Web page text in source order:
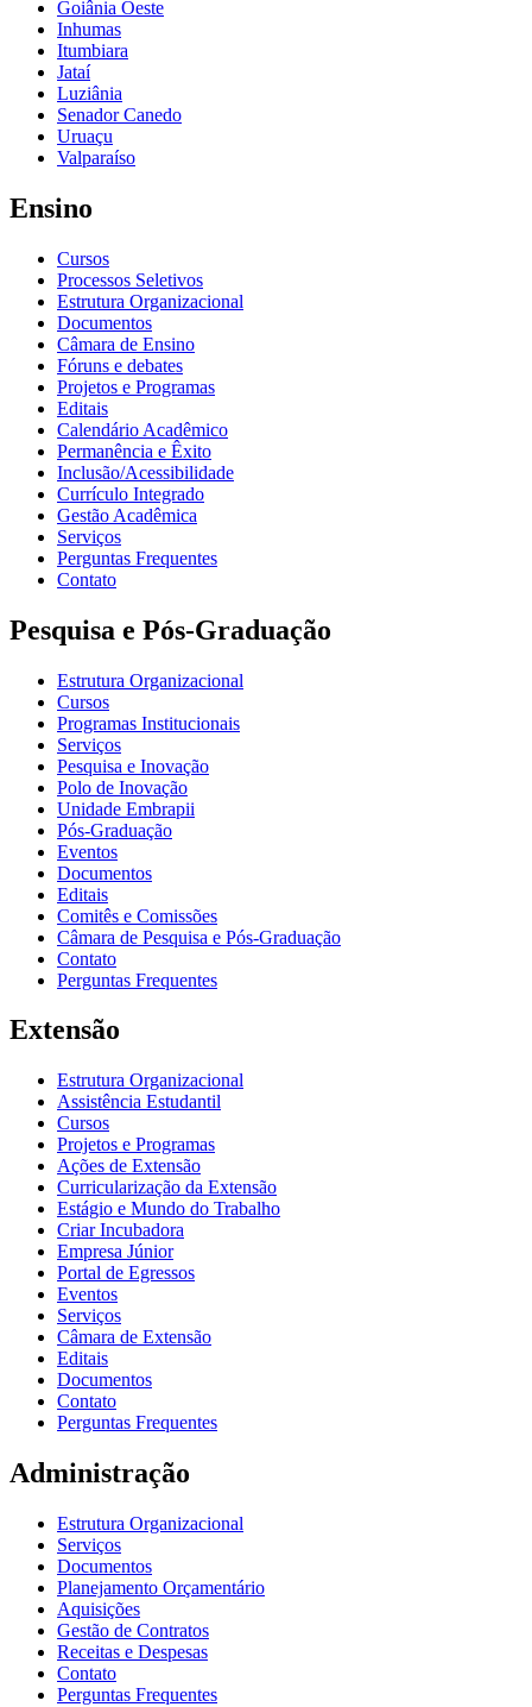
Goiânia Oeste
Inhumas
Itumbiara
Jataí
Luziânia
Senador Canedo
Uruaçu
Valparaíso
Ensino
Cursos
Processos Seletivos
Estrutura Organizacional
Documentos
Câmara de Ensino
Fóruns e debates
Projetos e Programas
Editais
Calendário Acadêmico
Permanência e Êxito
Inclusão/Acessibilidade
Currículo Integrado
Gestão Acadêmica
Serviços
Perguntas Frequentes
Contato
Pesquisa e Pós-Graduação
Estrutura Organizacional
Cursos
Programas Institucionais
Serviços
Pesquisa e Inovação
Polo de Inovação
Unidade Embrapii
Pós-Graduação
Eventos
Documentos
Editais
Comitês e Comissões
Câmara de Pesquisa e Pós-Graduação
Contato
Perguntas Frequentes
Extensão
Estrutura Organizacional
Assistência Estudantil
Cursos
Projetos e Programas
Ações de Extensão
Curricularização da Extensão
Estágio e Mundo do Trabalho
Criar Incubadora
Empresa Júnior
Portal de Egressos
Eventos
Serviços
Câmara de Extensão
Editais
Documentos
Contato
Perguntas Frequentes
Administração
Estrutura Organizacional
Serviços
Documentos
Planejamento Orçamentário
Aquisições
Gestão de Contratos
Receitas e Despesas
Contato
Perguntas Frequentes